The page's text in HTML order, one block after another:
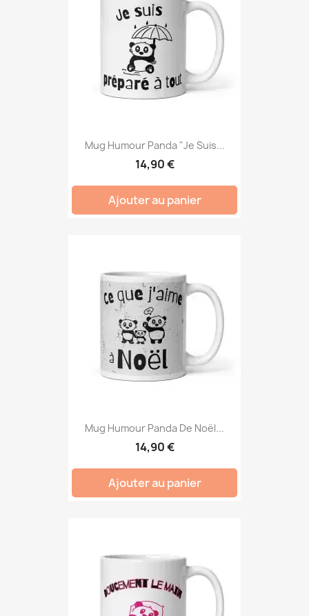
Mug Humour Panda "Je Suis...
14,90 €
Ajouter au panier
Mug Humour Panda De Noël...
14,90 €
Ajouter au panier